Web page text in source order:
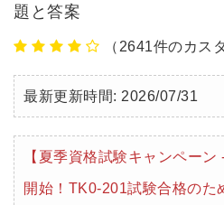
題と答案
（2641件のカス
最新更新時間: 2026/07/31
【夏季資格試験キャンペー
開始！TK0-201試験合格のた